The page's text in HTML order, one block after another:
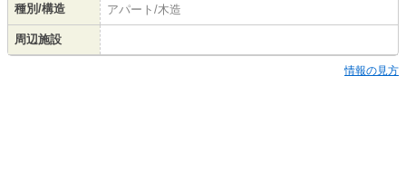
種別/構造 アパート/木造
周辺施設
情報の見方